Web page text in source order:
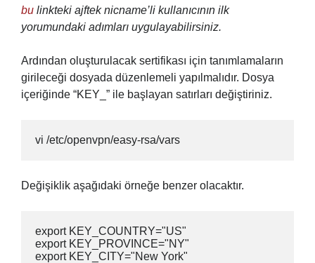
bu linkteki ajftek nicname’li kullanıcının ilk
yorumundaki adımları uygulayabilirsiniz.
Ardından oluşturulacak sertifikası için tanımlamaların
girileceği dosyada düzenlemeli yapılmalıdır. Dosya
içeriğinde “KEY_” ile başlayan satırları değiştiriniz.
vi /etc/openvpn/easy-rsa/vars
Değişiklik aşağıdaki örneğe benzer olacaktır.
export KEY_COUNTRY="US"
export KEY_PROVINCE="NY"
export KEY_CITY="New York"